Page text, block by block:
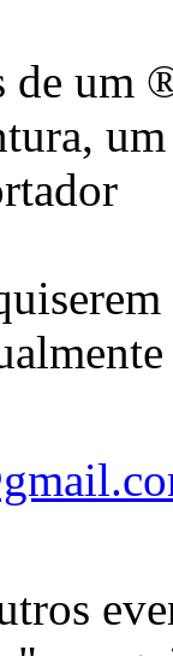
de um